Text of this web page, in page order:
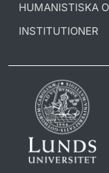
HUMANISTISKA
INSTITUTIONER